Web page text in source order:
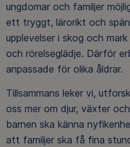
ungdomar och familjer
ett tryggt, lärorikt och
upplevelser i skog och
och rörelseglädje. Därför
anpassade för olika åldrar.
Tillsammans leker vi,
oss mer om djur, växter
barnen ska känna
att familjer ska få fina